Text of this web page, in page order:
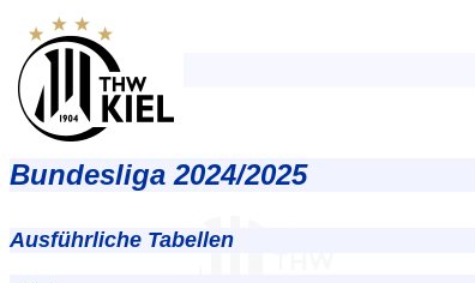
Bundesliga 2024/2025
Ausführliche Tabellen